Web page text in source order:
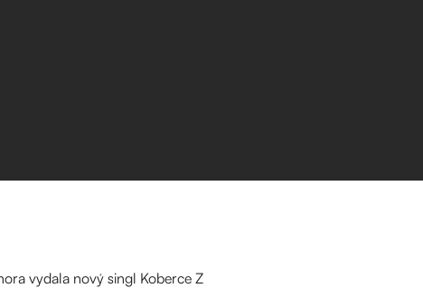
vydala nový singl Koberce Z